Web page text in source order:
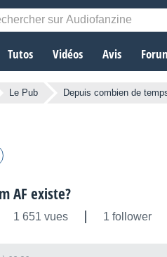
Tutos Vidéos Avis
Le Pub Depuis combien de
AF existe?
1 651 vues 1 follower